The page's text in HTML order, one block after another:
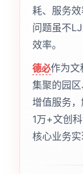
耗、服务
问题虽不
效率。
德必作为文
集聚的园
增值服务
1万+文创
核心业务实